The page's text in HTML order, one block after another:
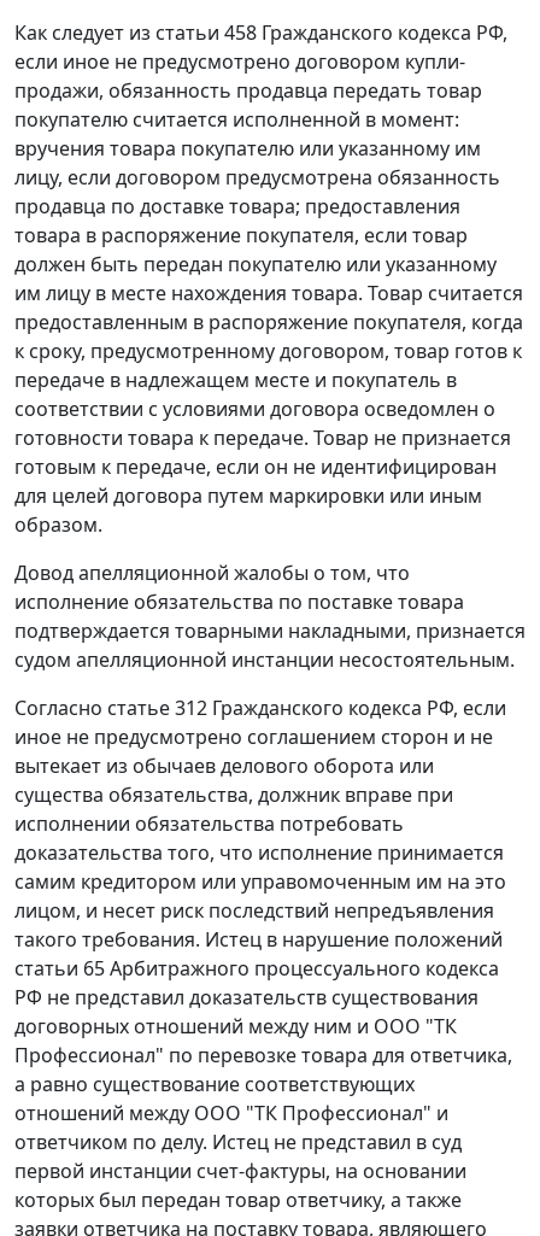
Как следует из статьи 458 Гражданского кодекса РФ,
если иное не предусмотрено договором купли-
продажи, обязанность продавца передать товар
покупателю считается исполненной в момент:
вручения товара покупателю или указанному им
лицу, если договором предусмотрена обязанность
продавца по доставке товара; предоставления
товара в распоряжение покупателя, если товар
должен быть передан покупателю или указанному
им лицу в месте нахождения товара. Товар считается
предоставленным в распоряжение покупателя, когда
к сроку, предусмотренному договором, товар готов к
передаче в надлежащем месте и покупатель в
соответствии с условиями договора осведомлен о
готовности товара к передаче. Товар не признается
готовым к передаче, если он не идентифицирован
для целей договора путем маркировки или иным
образом.
Довод апелляционной жалобы о том, что
исполнение обязательства по поставке товара
подтверждается товарными накладными, признается
судом апелляционной инстанции несостоятельным.
Согласно статье 312 Гражданского кодекса РФ, если
иное не предусмотрено соглашением сторон и не
вытекает из обычаев делового оборота или
существа обязательства, должник вправе при
исполнении обязательства потребовать
доказательства того, что исполнение принимается
самим кредитором или управомоченным им на это
лицом, и несет риск последствий непредъявления
такого требования. Истец в нарушение положений
статьи 65Арбитражного процессуального кодекса
РФ не представил доказательств существования
договорных отношений между ним и ООО "ТК
Профессионал" по перевозке товара для ответчика,
а равно существование соответствующих
отношений между ООО "ТК Профессионал" и
ответчиком по делу. Истец не представил в суд
первой инстанции счет-фактуры, на основании
которых был передан товар ответчику, а также
заявки ответчика на поставку товара, являющего